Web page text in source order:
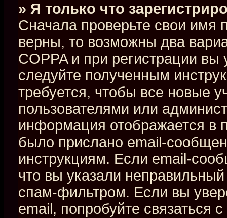
» Я только что
Сначала проверьте свои имя
верны, то возможны два
COPPA и при регистрации
следуйте полученным
требуется, чтобы все новые
пользователями или
информация отображается в
было прислано email-
инструкциям. Если email-
что вы указали
спам-фильтром. Если вы
email, попробуйте связаться